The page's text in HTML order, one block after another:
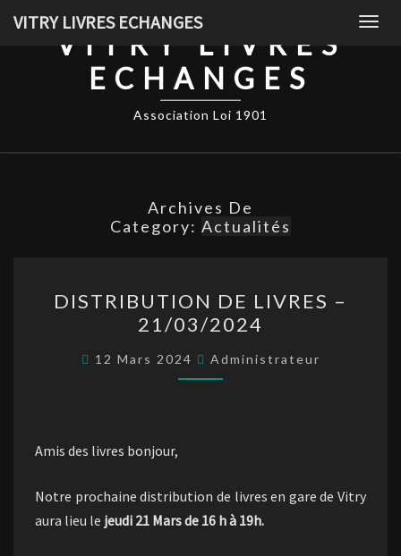
VITRY LIVRES ECHANGES
VITRY LIVRES
ECHANGES
Association Loi 1901
Archives De
Category: Actualités
DE
LIVRES
–
21/03/2024
DISTRIBUTION DE LIVRES –
21/03/2024
12 Mars 2024 Administrateur
Amis des livres bonjour,
Notre prochaine distribution de livres en gare de Vitry
aura lieu le jeudi 21 Mars de 16 h à 19h.